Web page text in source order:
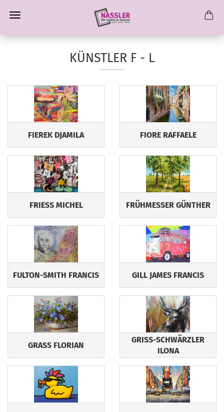
KÜNSTLER F - L
FIEREK DJAMILA FIORE RAFFAELE
FRIESS MICHEL FRÜHMESSER GÜNTHER
FULTON-SMITH FRANCIS GILL JAMES FRANCIS
GRASS FLORIAN
GRISS-SCHWÄRZLER
ILONA